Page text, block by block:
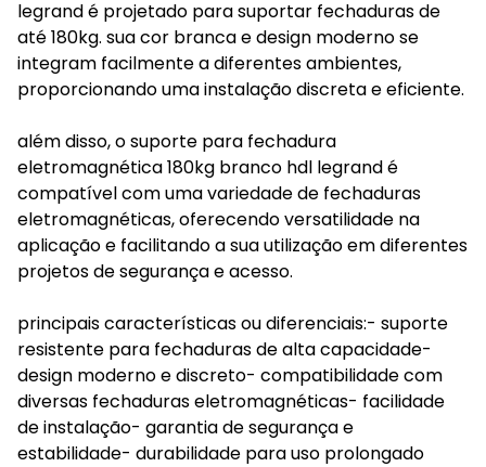
legrand é projetado para suportar fechaduras de
até 180kg. sua cor branca e design moderno se
integram facilmente a diferentes ambientes,
proporcionando uma instalação discreta e eficiente.
além disso, o suporte para fechadura
eletromagnética 180kg branco hdl legrand é
compatível com uma variedade de fechaduras
eletromagnéticas, oferecendo versatilidade na
aplicação e facilitando a sua utilização em diferentes
projetos de segurança e acesso.
principais características ou diferenciais:- suporte
resistente para fechaduras de alta capacidade-
design moderno e discreto- compatibilidade com
diversas fechaduras eletromagnéticas- facilidade
de instalação- garantia de segurança e
estabilidade- durabilidade para uso prolongado